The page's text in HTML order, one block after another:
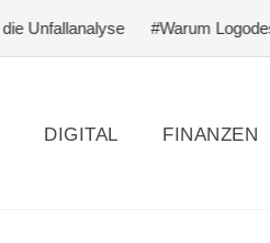
#Warum Logodesign die
DIGITAL FINANZEN